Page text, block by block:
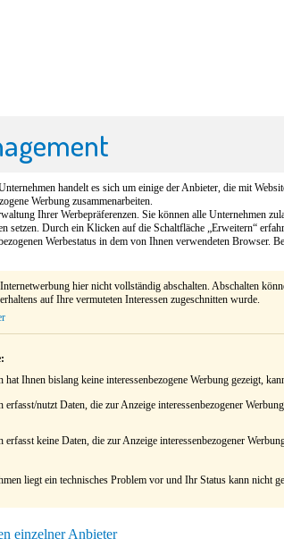
handelt es sich um einige der Anbieter, die mit
Werbung zusammenarbeiten.
Ihrer Werbepräferenzen. Sie können alle Unternehmen
setzen. Durch ein Klicken auf die Schaltfläche „Erweitern“
Werbestatus in dem von Ihnen verwendeten Browser.
hier nicht vollständig abschalten. Abschalten
auf Ihre vermuteten Interessen zugeschnitten wurde.
hat Ihnen bislang keine interessenbezogene Werbung gezeigt,
erfasst/nutzt Daten, die zur Anzeige interessenbezogener
erfasst keine Daten, die zur Anzeige interessenbezogener
liegt ein technisches Problem vor und Ihr Status kann nicht